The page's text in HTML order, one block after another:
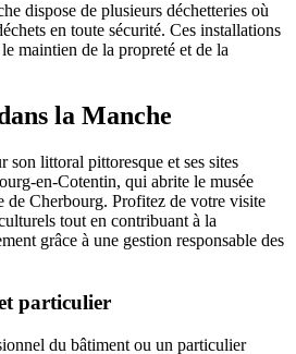
dispose de plusieurs déchetteries où
en toute sécurité. Ces installations
maintien de la propreté et de la
la Manche
son littoral pittoresque et ses sites
en-Cotentin, qui abrite le musée
de Cherbourg. Profitez de votre visite
tout en contribuant à la
grâce à une gestion responsable des
particulier
du bâtiment ou un particulier